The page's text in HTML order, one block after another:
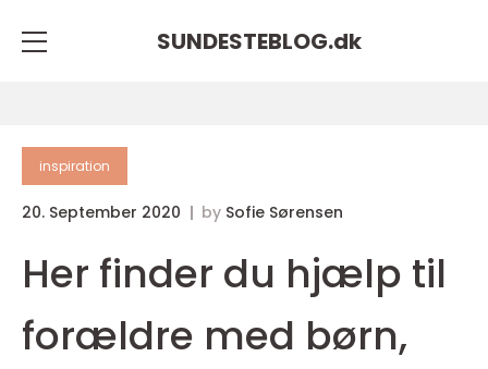
SUNDESTEBLOG.dk
inspiration
20. September 2020 by Sofie Sørensen
Her finder du hjælp til
forældre med børn,